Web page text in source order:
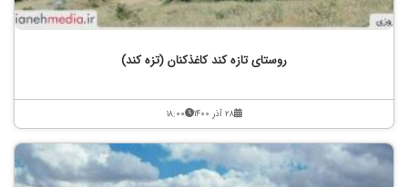
روستای تازه کند کاغذکنان (تزه کند)
۲۸ آذر ۱۴۰۰ ۱۸:۰۰